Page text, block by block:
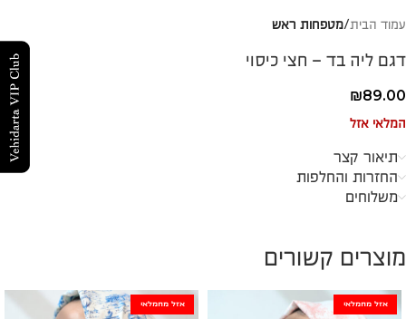
עמוד הבית מטפחות ראש
דגם ליה בד – חצי כיסוי
₪89.00
המלאי אזל
תיאור קצר
החזרות והחלפות
משלוחים
מוצרים קשורים
אזל מהמלאי אזל מהמלאי